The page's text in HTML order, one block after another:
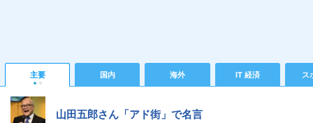
主要 国内 海外 IT 経済 ス
山田五郎さん「アド街」で名言